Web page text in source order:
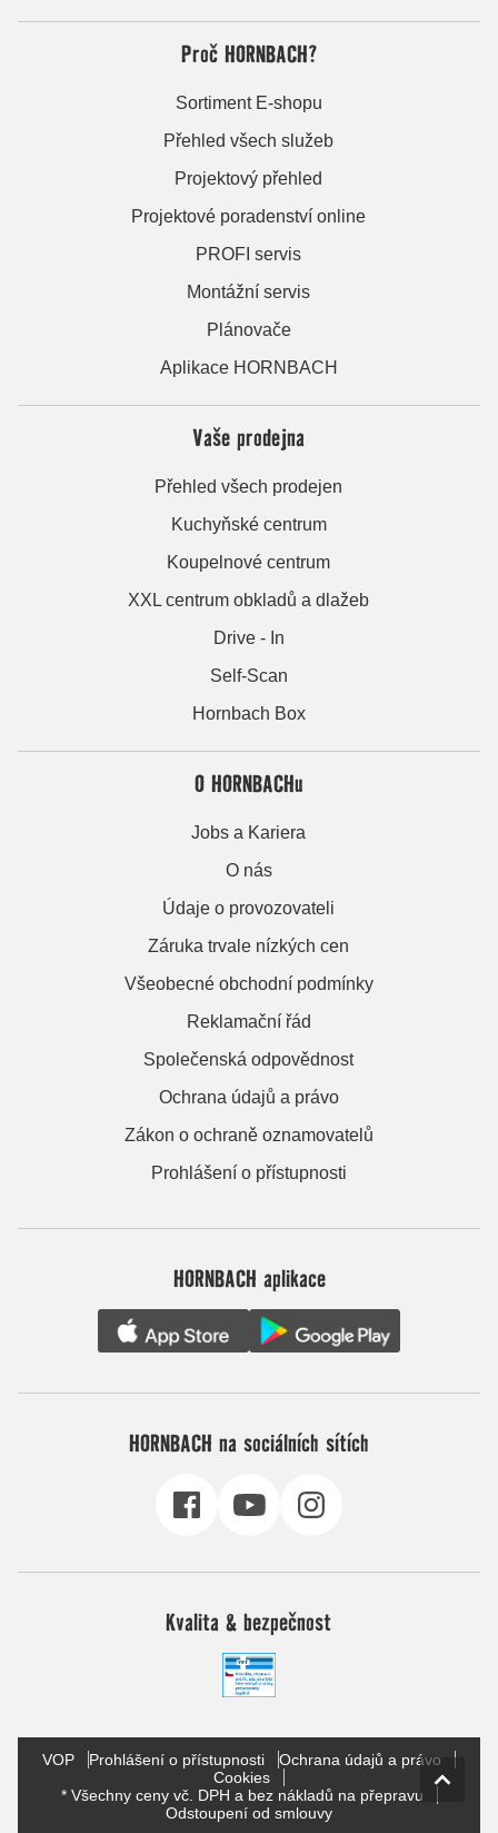
Proč HORNBACH?
Sortiment E-shopu
Přehled všech služeb
Projektový přehled
Projektové poradenství online
PROFI servis
Montážní servis
Plánovače
Aplikace HORNBACH
Vaše prodejna
Přehled všech prodejen
Kuchyňské centrum
Koupelnové centrum
XXL centrum obkladů a dlažeb
Drive - In
Self-Scan
Hornbach Box
O HORNBACHu
Jobs a Kariera
O nás
Údaje o provozovateli
Záruka trvale nízkých cen
Všeobecné obchodní podmínky
Reklamační řád
Společenská odpovědnost
Ochrana údajů a právo
Zákon o ochraně oznamovatelů
Prohlášení o přístupnosti
HORNBACH aplikace
HORNBACH na sociálních sítích
Kvalita & bezpečnost
VOP Prohlášení o přístupnosti
Ochrana údajů a právo
Cookies
* Všechny ceny vč. DPH a bez nákladů na přepravu
Odstoupení od smlouvy